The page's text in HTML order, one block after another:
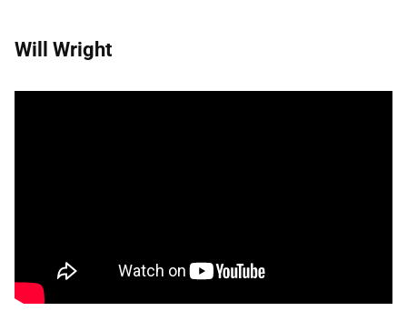
Will Wright